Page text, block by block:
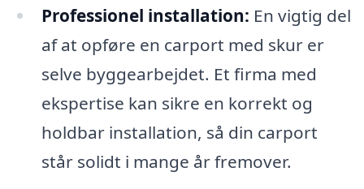
Professionel installation: En vigtig del
af at opføre en carport med skur er
selve byggearbejdet. Et firma med
ekspertise kan sikre en korrekt og
holdbar installation, så din carport
står solidt i mange år fremover.